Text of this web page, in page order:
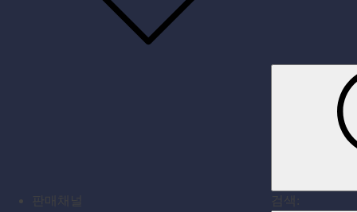
판매채널
검색: